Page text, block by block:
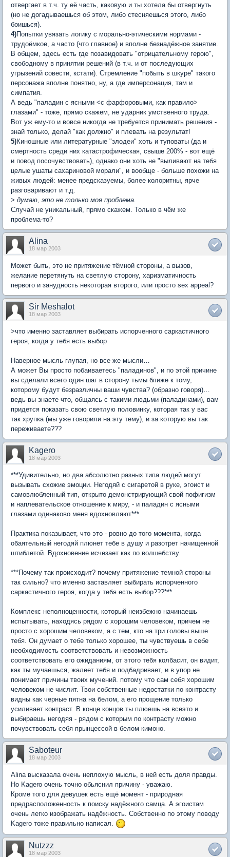
отвергает в т.ч. ту её часть, каковую и ты хотела бы отвергнуть
(но не догадываешься об этом, либо стесняешься этого, либо
боишься).
4)Попытки увязать логику с морально-этическими нормами -
трудоёмкое, а часто (что главное) и вполне безнадёжное занятие.
В общем, здесь есть где позавидовать "отрицательному герою",
свободному в принятии решений (в т.ч. и от последующих
угрызений совести, кстати). Стремление "побыть в шкуре" такого
персонажа вполне понятно, ну, а где имперсонация, там и
симпатия.
А ведь "паладин с ясными <с фарфоровыми, как правило>
глазами" - тоже, прямо скажем, не ударник умственного труда.
Вот уж ему-то и вовсе никогда не требуется принимать решения -
знай только, делай "как должно" и плевать на результат!
5)Киношные или литературные "злодеи" хоть и туповаты (да и
смертность среди них катастрофическая, свыше 200% - вот ещё
и повод посочувствовать), однако они хоть не "выливают на тебя
целые ушаты сахариновой морали", и вообще - больше похожи на
живых людей: менее предсказуемы, более колоритны, ярче
разговаривают и т.д.
> думаю, это не только моя проблема.
Случай не уникальный, прямо скажем. Только в чём же
проблема-то?
Alina
18 мар 2003
Может быть, это не притяжение тёмной стороны, а вызов,
желание перетянуть на светлую сторону, харизматичность
первого и занудность некоторая второго, или просто sex appeal?
Sir Meshalot
18 мар 2003
>что именно заставляет выбирать испорченного саркастичного
героя, когда у тебя есть выбор
Наверное мысль глупая, но все же мысли…
А может Вы просто побаиваетесь "паладинов", и по этой причине
вы сделали всего один шаг в сторону тьмы ближе к тому,
которому будут безразличны ваши чувства? (образно говоря)…
ведь вы знаете что, общаясь с такими людьми (паладинами), вам
придется показать свою светлую половинку, которая так у вас
так хрупка (мы уже говорили на эту тему), и за которую вы так
переживаете???
Kagero
18 мар 2003
***Удивительно, но два абсолютно разных типа людей могут
вызывать схожие эмоции. Негодяй с сигаретой в руке, эгоист и
самовлюбленный тип, открыто демонстрирующий свой пофигизм
и наплевательское отношение к миру, - и паладин с ясными
глазами одинаково меня вдохновляют***
Практика показывает, что это - ровно до того момента, когда
обаятельный негодяй плюнет тебе в душу и разотрет начищенной
штиблетой. Вдохновение исчезает как по волшебству.
***Почему так происходит? почему притяжение темной стороны
так сильно? что именно заставляет выбирать испорченного
саркастичного героя, когда у тебя есть выбор???***
Комплекс неполноценности, который неизбежно начинаешь
испытывать, находясь рядом с хорошим человеком, причем не
просто с хорошим человеком, а с тем, кто на три головы выше
тебя. Он думает о тебе только хорошее, ты чувствуешь в себе
необходимость соответствовать и невозможность
соответствовать его ожиданиям, от этого тебя колбасит, он видит,
как ты мучаешься, жалеет тебя и подбадривает, и в упор не
понимает причины твоих мучений. потому что сам себя хорошим
человеком не числит. Твои собственные недостатки по контрасту
видны как черные пятна на белом, а его прощение только
усиливает контраст. В конце концов ты плюешь на всеэто и
выбираешь негодяя - рядом с которым по контрасту можно
почувствовать себя прынцессой в белом кимоно.
Saboteur
18 мар 2003
Alina высказала очень неплохую мысль, в ней есть доля правды.
Но Kagero очень точно обьяснил причину - уважаю.
Кроме того для девушек есть ещё момент - природная
предрасположенность к поиску надёжного самца. А эгоистам
очень легко изображать надёжность. Собственно по этому поводу
Kagero тоже правильно написал.
Nutzzz
18 мар 2003